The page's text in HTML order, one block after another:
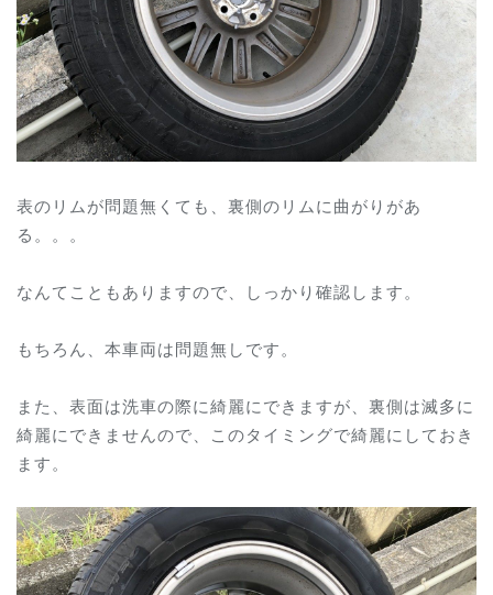
表のリムが問題無くても、裏側のリムに曲がりがあ
る。。。
なんてこともありますので、しっかり確認します。
もちろん、本車両は問題無しです。
また、表面は洗車の際に綺麗にできますが、裏側は滅多に
綺麗にできませんので、このタイミングで綺麗にしておき
ます。